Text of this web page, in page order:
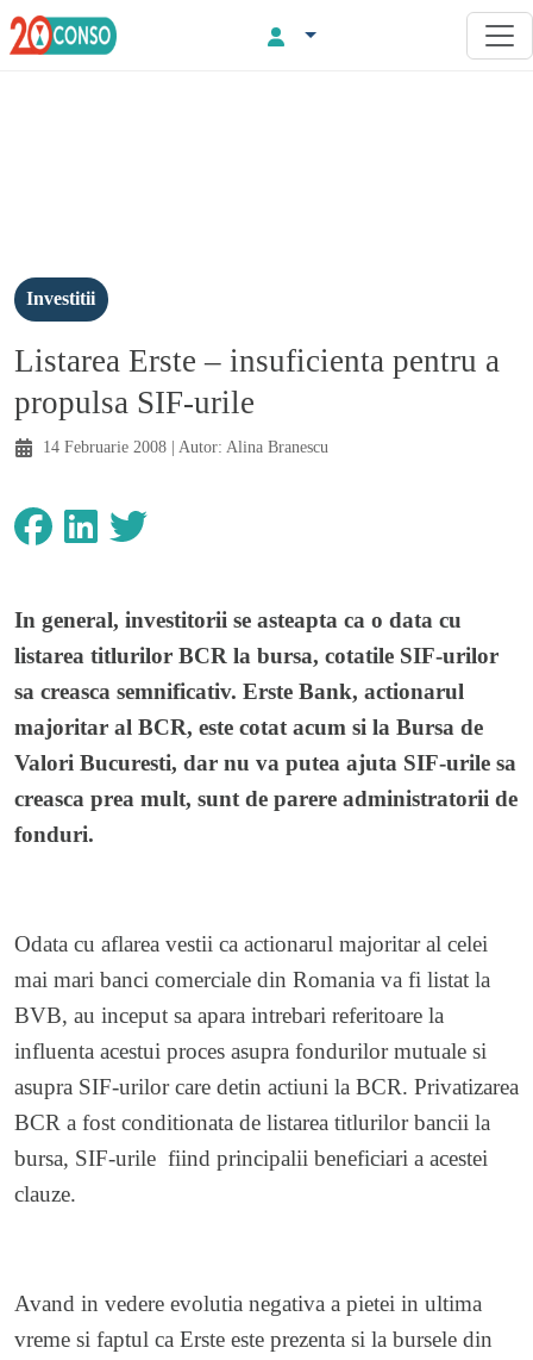
Investitii
Listarea Erste – insuficienta pentru a
propulsa SIF-urile
14 Februarie 2008 | Autor: Alina Branescu
In general, investitorii se asteapta ca o data cu
listarea titlurilor BCR la bursa, cotatile SIF-urilor
sa creasca semnificativ. Erste Bank, actionarul
majoritar al BCR, este cotat acum si la Bursa de
Valori Bucuresti, dar nu va putea ajuta SIF-urile sa
creasca prea mult, sunt de parere administratorii de
fonduri.
Odata cu aflarea vestii ca actionarul majoritar al celei
mai mari banci comerciale din Romania va fi listat la
BVB, au inceput sa apara intrebari referitoare la
influenta acestui proces asupra fondurilor mutuale si
asupra SIF-urilor care detin actiuni la BCR. Privatizarea
BCR a fost conditionata de listarea titlurilor bancii la
bursa, SIF-urile fiind principalii beneficiari a acestei
clauze.
Avand in vedere evolutia negativa a pietei in ultima
vreme si faptul ca Erste este prezenta si la bursele din